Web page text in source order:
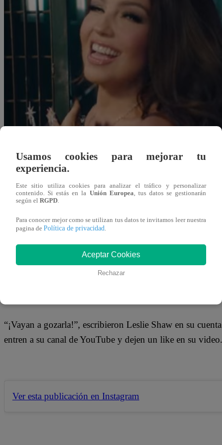
Leslie Shaw en colaboración con Thalía y Farina
nuevo tema de la cantante nacional fue todo un éxito y
“¡Vayan a gozarla!”, escribieron Leslie Shaw en su
entren a su canal de YouTube y dejen un like en su video.
Ver esta publicación en Instagram
Usamos cookies para mejorar tu
experiencia.
Este sitio utiliza cookies para analizar el tráfico y personalizar
contenido. Si estás en la Unión Europea, tus datos se gestionarán
según el RGPD.
Para conocer mejor como se utilizan tus datos te invitamos leer nuestra
pagina de Política de privacidad.
Aceptar Cookies
Rechazar